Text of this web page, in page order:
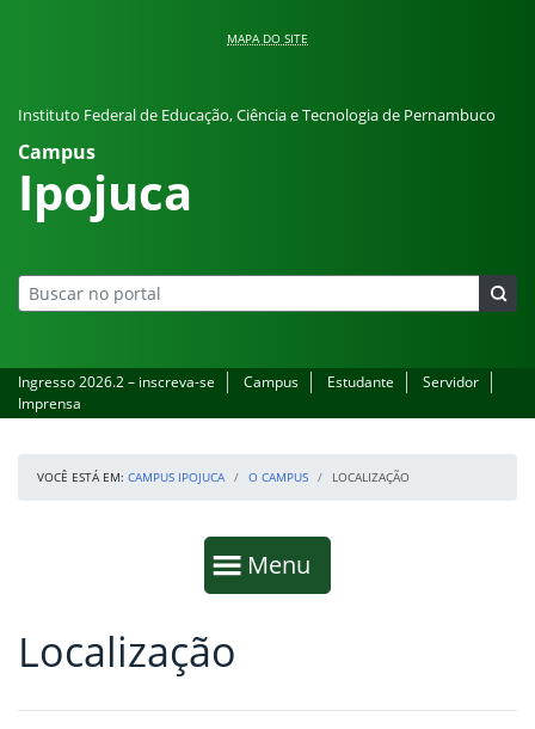
MAPA DO SITE
Instituto Federal de Educação, Ciência e Tecnologia de Pernambuco
Campus
Ipojuca
Ingresso 2026.2 – inscreva-se Campus Estudante
Servidor
Imprensa
VOCÊ ESTÁ EM: CAMPUS IPOJUCA O CAMPUS LOCALIZAÇÃO
Mostrar
Menu
Fim da navegação
Início do conteúdo
Localização